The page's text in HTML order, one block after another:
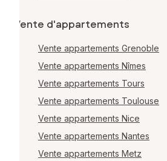
Vente d'appartements
Vente appartements Grenoble
Vente appartements Nîmes
Vente appartements Tours
Vente appartements Toulouse
Vente appartements Nice
Vente appartements Nantes
Vente appartements Metz